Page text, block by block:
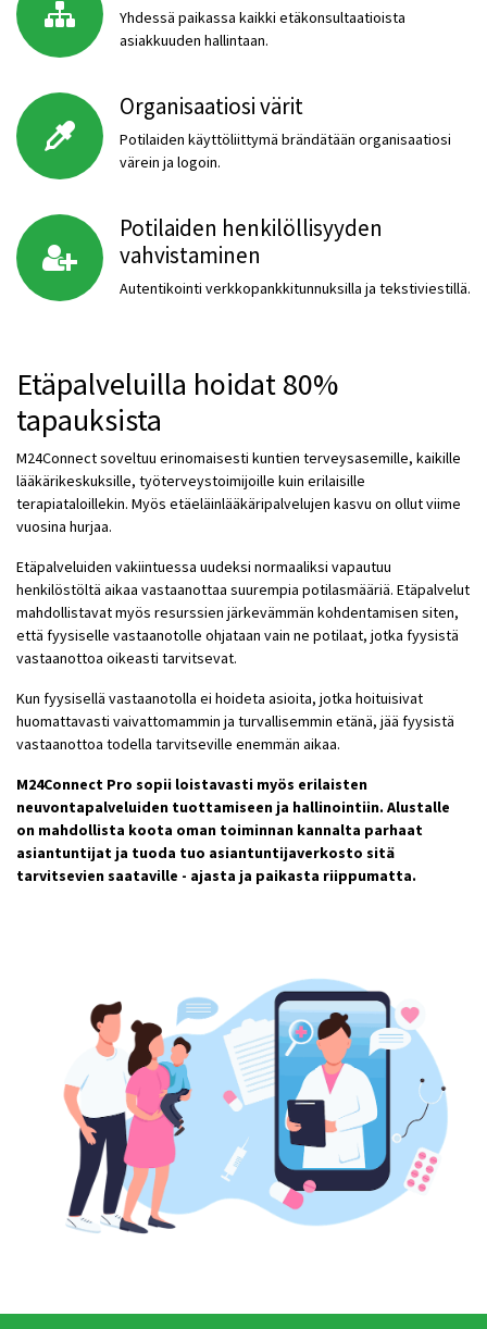
Yhdessä paikassa kaikki etäkonsultaatioista
asiakkuuden hallintaan.
Organisaatiosi värit
Potilaiden käyttöliittymä brändätään organisaatiosi
värein ja logoin.
Potilaiden henkilöllisyyden
vahvistaminen
Autentikointi verkkopankkitunnuksilla ja tekstiviestillä.
Etäpalveluilla hoidat 80%
tapauksista
M24Connect soveltuu erinomaisesti kuntien terveysasemille, kaikille
lääkärikeskuksille, työterveystoimijoille kuin erilaisille
terapiataloillekin. Myös etäeläinlääkäripalvelujen kasvu on ollut viime
vuosina hurjaa.
Etäpalveluiden vakiintuessa uudeksi normaaliksi vapautuu
henkilöstöltä aikaa vastaanottaa suurempia potilasmääriä. Etäpalvelut
mahdollistavat myös resurssien järkevämmän kohdentamisen siten,
että fyysiselle vastaanotolle ohjataan vain ne potilaat, jotka fyysistä
vastaanottoa oikeasti tarvitsevat.
Kun fyysisellä vastaanotolla ei hoideta asioita, jotka hoituisivat
huomattavasti vaivattomammin ja turvallisemmin etänä, jää fyysistä
vastaanottoa todella tarvitseville enemmän aikaa.
M24Connect Pro sopii loistavasti myös erilaisten
neuvontapalveluiden tuottamiseen ja hallinointiin. Alustalle
on mahdollista koota oman toiminnan kannalta parhaat
asiantuntijat ja tuoda tuo asiantuntijaverkosto sitä
tarvitsevien saataville - ajasta ja paikasta riippumatta.